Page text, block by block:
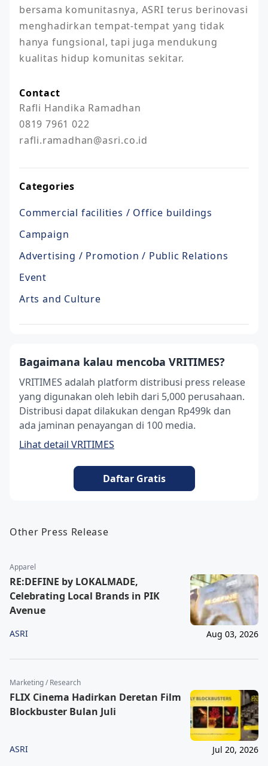
bersama komunitasnya, ASRI terus berinovasi
menghadirkan tempat-tempat yang tidak
hanya fungsional, tapi juga mendukung
Contact
Rafli Handika Ramadhan
0819 7961 022
rafli.ramadhan@asri.co.id
Categories
Commercial facilities / Office buildings
Campaign
Advertising / Promotion / Public Relations
Event
Arts and Culture
Bagaimana kalau mencoba VRITIMES?
VRITIMES adalah platform distribusi press release
yang digunakan oleh lebih dari 5,000 perusahaan.
Distribusi dapat dilakukan dengan Rp499k dan
ada jaminan penayangan di 100 media.
Lihat detail VRITIMES
Daftar Gratis
Other Press Release
Apparel
RE:DEFINE by LOKALMADE,
Celebrating Local Brands in PIK
Avenue
ASRI Aug 03, 2026
Marketing / Research
FLIX Cinema Hadirkan Deretan Film
Blockbuster Bulan Juli
ASRI Jul 20, 2026